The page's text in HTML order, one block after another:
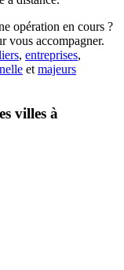
opération en cours ?
vous accompagner.
, entreprises,
et majeurs
villes à